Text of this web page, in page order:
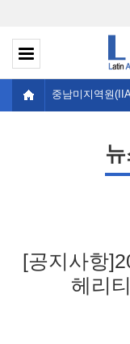
중남미지역원
[공지사항
헤리